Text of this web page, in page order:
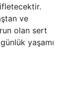
ve
olan sert
yaşamı